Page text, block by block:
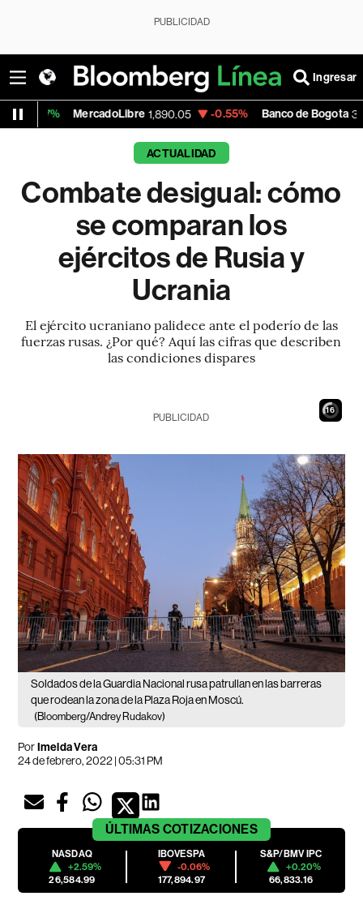
PUBLICIDAD
Ingresar
1,890.05 -0.55% Banco de Bogota 38,800.00
ACTUALIDAD
Combate desigual: cómo
se comparan los
ejércitos de Rusia y
Ucrania
El ejército ucraniano palidece ante el poderío de las
fuerzas rusas. ¿Por qué? Aquí las cifras que describen
las condiciones dispares
15
PUBLICIDAD
Soldados de la Guardia Nacional rusa patrullan en las barreras
que rodean la zona de la Plaza Roja en Moscú.
(Bloomberg/Andrey Rudakov)
PorImelda Vera
24 de febrero, 2022 | 05:31 PM
ÚLTIMAS COTIZACIONES
NASDAQ
+2.59%
26,584.99
IBOVESPA
-0.06%
177,894.97
S&P/BMV IPC
+0.20%
66,833.16